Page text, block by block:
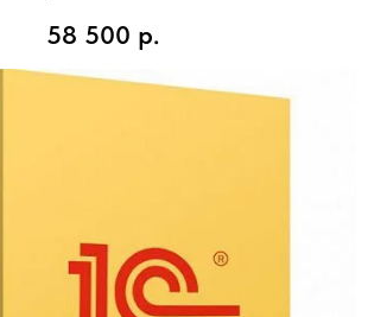
58 500 р.